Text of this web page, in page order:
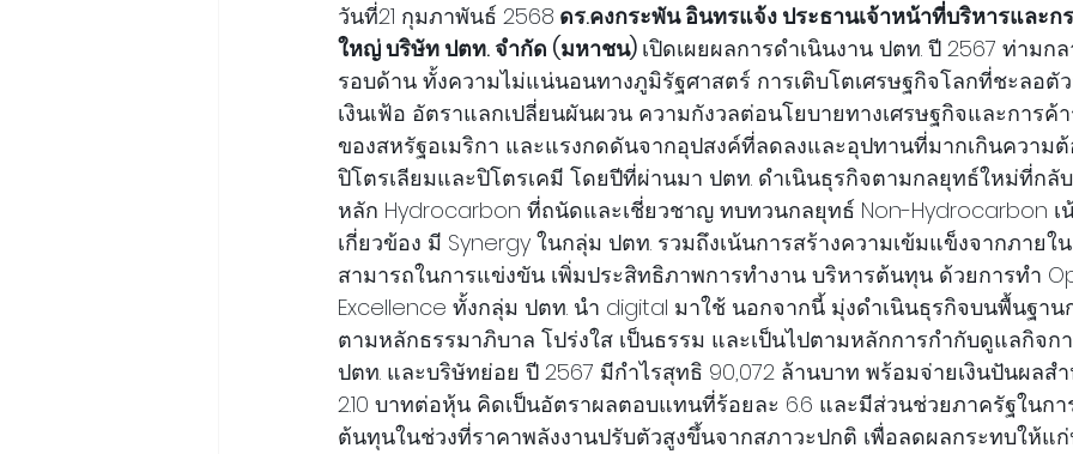
วันที่21 กุมภาพันธ์ 2568 ดร.คงกระพัน อินทรแจ้ง ประธานเจ้าหน้าที่บริหารและก
ใหญ่ บริษัท ปตท. จำกัด (มหาชน) เปิดเผยผลการดำเนินงาน ปตท. ปี 2567 ท่ามก
รอบด้าน ทั้งความไม่แน่นอนทางภูมิรัฐศาสตร์ การเติบโตเศรษฐกิจโลกที่ชะลอตั
เงินเฟ้อ อัตราแลกเปลี่ยนผันผวน ความกังวลต่อนโยบายทางเศรษฐกิจและการค้
ของสหรัฐอเมริกา และแรงกดดันจากอุปสงค์ที่ลดลงและอุปทานที่มากเกินความต้
ปิโตรเลียมและปิโตรเคมี โดยปีที่ผ่านมา ปตท. ดำเนินธุรกิจตามกลยุทธ์ใหม่ที่กลั
หลัก Hydrocarbon ที่ถนัดและเชี่ยวชาญ ทบทวนกลยุทธ์ Non-Hydrocarbon เ
เกี่ยวข้อง มี Synergy ในกลุ่ม ปตท. รวมถึงเน้นการสร้างความเข้มแข็งจากภายใ
สามารถในการแข่งขัน เพิ่มประสิทธิภาพการทำงาน บริหารต้นทุน ด้วยการทำ
Excellence ทั้งกลุ่ม ปตท. นำ digital มาใช้ นอกจากนี้ มุ่งดำเนินธุรกิจบนพื้นฐาน
ตามหลักธรรมาภิบาล โปร่งใส เป็นธรรม และเป็นไปตามหลักการกำกับดูแลกิจก
ปตท. และบริษัทย่อย ปี 2567 มีกำไรสุทธิ 90,072 ล้านบาท พร้อมจ่ายเงินปันผลส
2.10 บาทต่อหุ้น คิดเป็นอัตราผลตอบแทนที่ร้อยละ 6.6 และมีส่วนช่วยภาครัฐในก
ต้นทุนในช่วงที่ราคาพลังงานปรับตัวสูงขึ้นจากสภาวะปกติ เพื่อลดผลกระทบให้แ